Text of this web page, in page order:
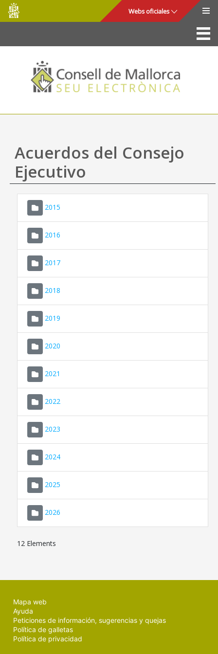
Saltar al contenido principal
Consell
de
Mallorca
Webs oficiales
La Sede
Consejo de Mallorca
Acceso y seguridad
Utilidades
Mapa web
Ayuda
Acuerdos del Consejo
Ejecutivo
2015
2016
2017
2018
2019
2020
2021
2022
2023
2024
2025
2026
12 Elements
Mapa web
Ayuda
Peticiones de información, sugerencias y quejas
Política de galletas
Política de privacidad